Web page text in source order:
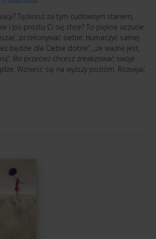
Tęsknisz za tym cudownym stanem,
i po prostu Ci się chce? To piękne uczucie.
przekonywać siebie, tłumaczyć samej
będzie dla Ciebie dobre”, „że ważne jest,
Bo przecież chcesz zrealizować swoje
Wznieść się na wyższy poziom. Rozwijać